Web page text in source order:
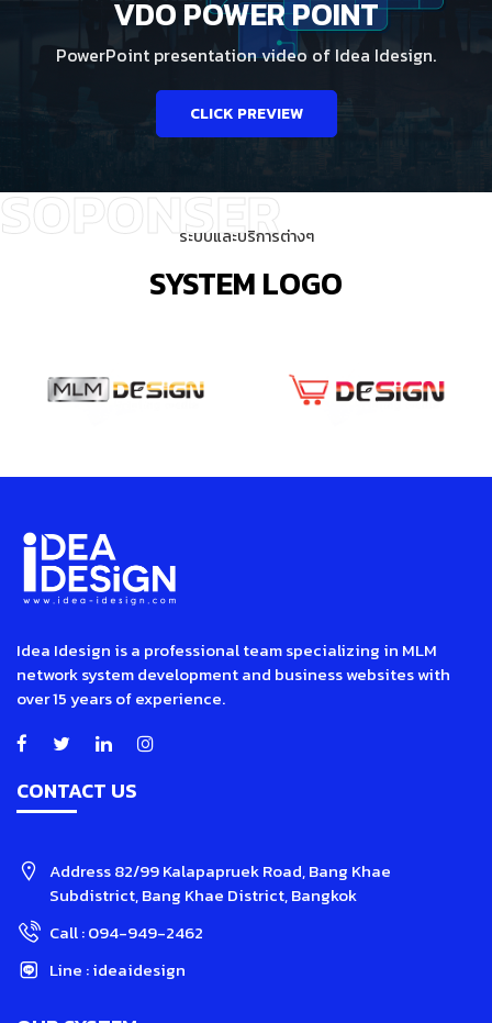
VDO POWER POINT
PowerPoint presentation video of Idea Idesign.
CLICK PREVIEW
ระบบและบริการต่างๆ
SYSTEM LOGO
Idea Idesign is a professional team specializing in MLM
network system development and business websites with
over 15 years of experience.
CONTACT US
Address82/99 Kalapapruek Road, Bang Khae
Subdistrict, Bang Khae District, Bangkok
Call :094-949-2462
Line :ideaidesign